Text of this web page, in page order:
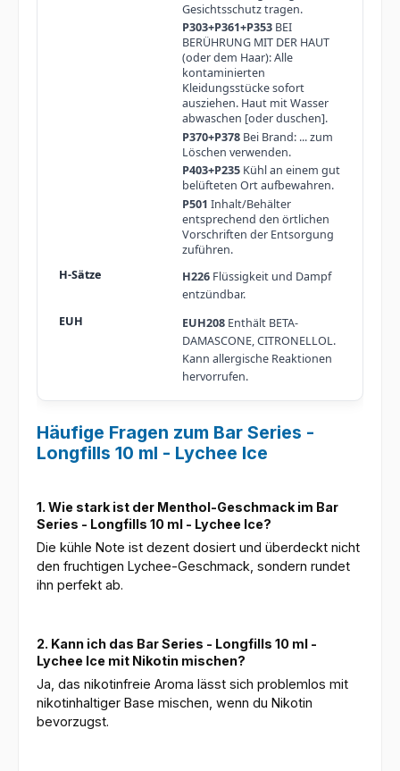
Gesichtsschutz tragen.
P303+P361+P353BEI
BERÜHRUNG MIT DER HAUT
(oder dem Haar): Alle
kontaminierten
Kleidungsstücke sofort
ausziehen. Haut mit Wasser
abwaschen [oder duschen].
P370+P378Bei Brand: ... zum
Löschen verwenden.
P403+P235Kühl an einem gut
belüfteten Ort aufbewahren.
P501 Inhalt/Behälter
entsprechend den örtlichen
Vorschriften der Entsorgung
zuführen.
H226Flüssigkeit und Dampf
entzündbar.
EUH208Enthält BETA-
DAMASCONE, CITRONELLOL.
Kann allergische Reaktionen
hervorrufen.
Häufige Fragen zum Bar Series -
Longfills 10 ml - Lychee Ice
1. Wie stark ist der Menthol-Geschmack im Bar
Series - Longfills 10 ml - Lychee Ice?
Die kühle Note ist dezent dosiert und überdeckt nicht
den fruchtigen Lychee-Geschmack, sondern rundet
ihn perfekt ab.
2. Kann ich das Bar Series - Longfills 10 ml -
Lychee Ice mit Nikotin mischen?
Ja, das nikotinfreie Aroma lässt sich problemlos mit
nikotinhaltiger Base mischen, wenn du Nikotin
bevorzugst.